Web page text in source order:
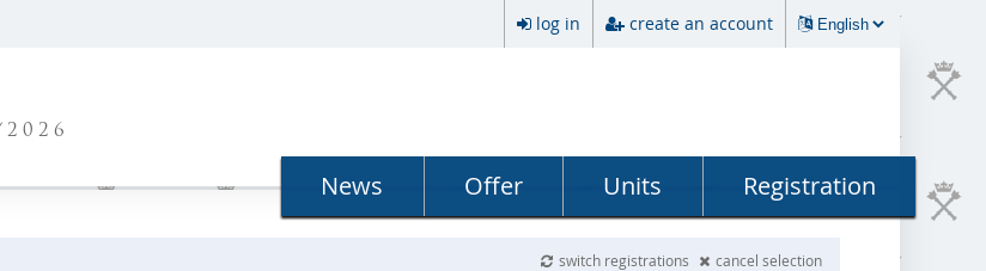
log in create an account
News Offer Units Registration
switch registrations
cancel selection